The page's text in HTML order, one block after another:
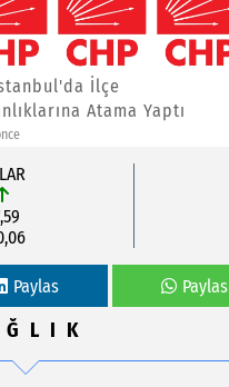
İlçe
Atama Yaptı
Paylas Paylas